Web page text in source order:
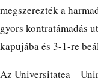
megszerezték a
gyors kontratámadás
kapujába és 3-1-re
Az Universitatea –